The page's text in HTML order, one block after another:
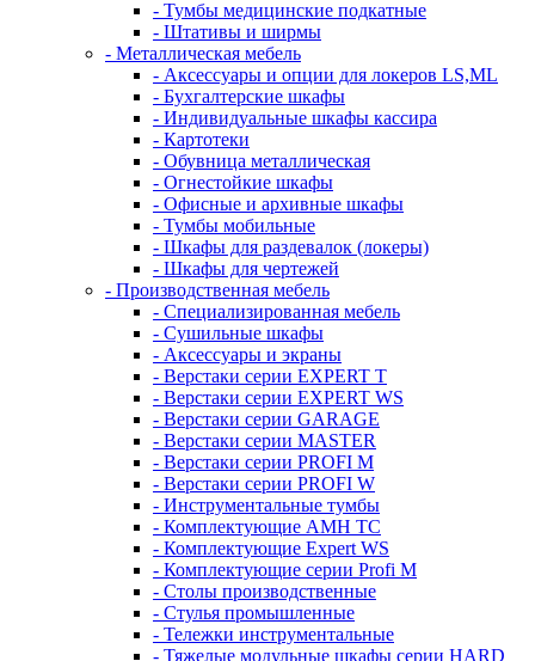
- Тумбы медицинские подкатные
- Штативы и ширмы
- Металлическая мебель
- Аксессуары и опции для локеров LS,ML
- Бухгалтерские шкафы
- Индивидуальные шкафы кассира
- Картотеки
- Обувница металлическая
- Огнестойкие шкафы
- Офисные и архивные шкафы
- Тумбы мобильные
- Шкафы для раздевалок (локеры)
- Шкафы для чертежей
- Производственная мебель
- Cпециализированная мебель
- Cушильные шкафы
- Аксессуары и экраны
- Верстаки серии EXPERT T
- Верстаки серии EXPERT WS
- Верстаки серии GARAGE
- Верстаки серии MASTER
- Верстаки серии PROFI M
- Верстаки серии PROFI W
- Инструментальные тумбы
- Комплектующие AMH TC
- Комплектующие Expert WS
- Комплектующие серии Profi M
- Столы производственные
- Стулья промышленные
- Тележки инструментальные
- Тяжелые модульные шкафы серии HARD